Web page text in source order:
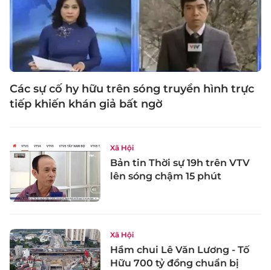
Các sự cố hy hữu trên sóng truyền hình trực
tiếp khiến khán giả bất ngờ
Xã Hội
Bản tin Thời sự 19h trên VTV
lên sóng chậm 15 phút
Xã Hội
Hầm chui Lê Văn Lương - Tố
Hữu 700 tỷ đồng chuẩn bị